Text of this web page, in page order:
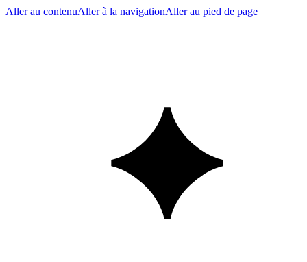
Aller au contenuAller à la navigationAller au pied de page